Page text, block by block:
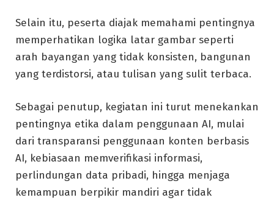
Selain itu, peserta diajak memahami pentingnya
memperhatikan logika latar gambar seperti
arah bayangan yang tidak konsisten, bangunan
yang terdistorsi, atau tulisan yang sulit terbaca.
Sebagai penutup, kegiatan ini turut menekankan
pentingnya etika dalam penggunaan AI, mulai
dari transparansi penggunaan konten berbasis
AI, kebiasaan memverifikasi informasi,
perlindungan data pribadi, hingga menjaga
kemampuan berpikir mandiri agar tidak